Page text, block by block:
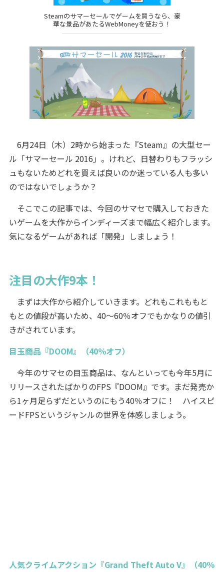
Steamのサマーセールでゲームを買うなら、豪
華な景品があたるWebMoneyを使おう！
6月24日（木）2時から始まった『Steam』の大型セー
ル「サマーセール 2016」。けれど、日替わりもフラッシ
ュもないためどれを買えば良いのか迷っている人も多い
のではないでしょうか？
そこでこの記事では、今回のサマセで購入しておきた
いゲームを大作からインディーズまで幅広く紹介します。
気になるゲームがあれば「開発」しましょう！
注目の大作9本！
まずは大作から紹介していきます。どれもこれももと
もとの値段が高いため、40～60％オフでもかなりの値引
きがされています。
目玉商品『DOOM』（40％オフ）
今年のサマセの目玉商品は、なんといっても今年5月に
リリースされたばかりのFPS『DOOM』です。まだ発売か
ら1ヶ月足らずだというのにもう40％オフに！ ハイスピ
ードFPSというジャンルの世界を体感しましょう。
人気クライムアクション『Grand Theft Auto V』（40％